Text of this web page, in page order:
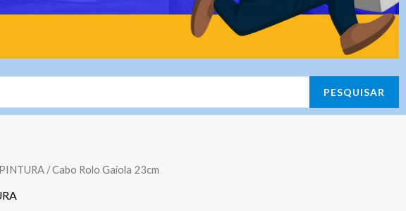
PESQUISAR
PINTURA / Cabo Rolo Gaiola 23cm